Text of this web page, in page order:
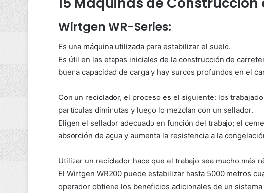
Wirtgen WR-Series:
Es una máquina utilizada para estabilizar el suelo.
Es útil en las etapas iniciales de la construcción de
buena capacidad de carga y hay surcos profundos en el
Con un reciclador, el proceso es el siguiente: los
partículas diminutas y luego lo mezclan con un sellador.
Eligen el sellador adecuado en función del trabajo; el
absorción de agua y aumenta la resistencia a la
Utilizar un reciclador hace que el trabajo sea mucho más
El Wirtgen WR200 puede estabilizar hasta 5000 metros
operador obtiene los beneficios adicionales de un